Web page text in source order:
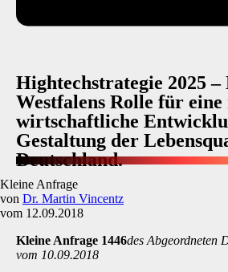
Hightechstrategie 2025
Westfalens Rolle für eine
wirtschaftliche
Gestaltung der
Deutschland.
Kleine Anfrage
von Dr. Martin Vincentz
vom 12.09.2018
Kleine Anfrage 1446des Abgeordneten
vom 10.09.2018